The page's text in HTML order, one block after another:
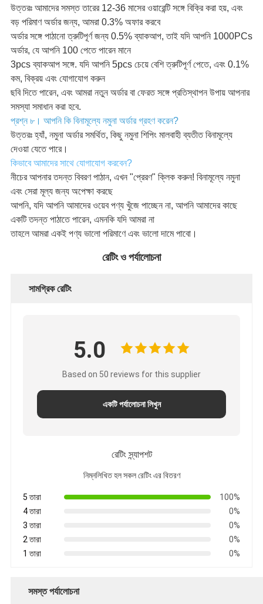
উত্তরঃ আমাদের সমস্ত তারের 12-36 মাসের ওয়ারেন্টি সঙ্গে বিক্রি করা হয়, এবং
বড় পরিমাণ অর্ডার জন্য, আমরা 0.3% অফার করবে
অর্ডার সঙ্গে পাঠানো ত্রুটিপূর্ণ জন্য 0.5% ব্যাকআপ, তাই যদি আপনি 1000PCs
অর্ডার, যে আপনি 100 পেতে পারেন মানে
3pcs ব্যাকআপ সঙ্গে. যদি আপনি 5pcs চেয়ে বেশি ত্রুটিপূর্ণ পেতে, এবং 0.1%
কম, বিক্রয় এবং যোগাযোগ করুন
ছবি দিতে পারেন, এবং আমরা নতুন অর্ডার বা ফেরত সঙ্গে প্রতিস্থাপন উপায় আপনার
সমস্যা সমাধান করা হবে.
প্রশ্ন ৮। আপনি কি বিনামূল্যে নমুনা অর্ডার গ্রহণ করেন?
উত্তরঃ হ্যাঁ, নমুনা অর্ডার সমর্থিত, কিছু নমুনা শিপিং মালবাহী ব্যতীত বিনামূল্যে
দেওয়া যেতে পারে।
কিভাবে আমাদের সাথে যোগাযোগ করবেন?
নীচের আপনার তদন্ত বিবরণ পাঠান, এখন "প্রেরণ" ক্লিক করুন! বিনামূল্যে নমুনা
এবং সেরা মূল্য জন্য অপেক্ষা করছে
আপনি, যদি আপনি আমাদের ওয়েব পণ্য খুঁজে পাচ্ছেন না, আপনি আমাদের কাছে
একটি তদন্ত পাঠাতে পারেন, এমনকি যদি আমরা না
তাহলে আমরা একই পণ্য ভালো পরিমাণে এবং ভালো দামে পাবো।
রেটিং ও পর্যালোচনা
সামগ্রিক রেটিং
5.0
Based on 50 reviews for this supplier
একটি পর্যালোচনা লিখুন
রেটিং স্ন্যাপশট
নিম্নলিখিত হল সকল রেটিং এর বিতরণ
5 তারা
100%
4 তারা
0%
3 তারা
0%
2 তারা
0%
1 তারা
0%
সমস্ত পর্যালোচনা